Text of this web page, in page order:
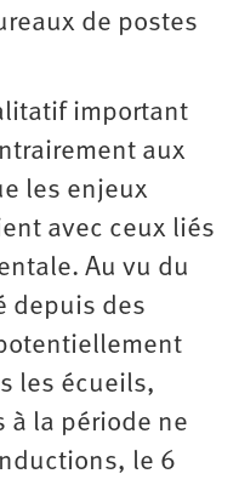
de postes
important
aux
les enjeux
avec ceux liés
Au vu du
depuis des
les écueils,
la période ne
le 6